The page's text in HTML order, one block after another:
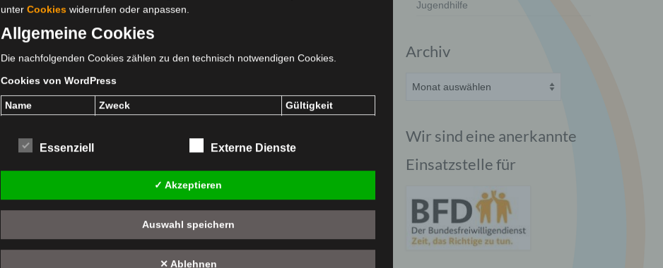
Jugendhilfe
Archiv
Wir sind eine anerkannte
Einsatzstelle für
unter Cookies widerrufen oder anpassen.
Allgemeine Cookies
Die nachfolgenden Cookies zählen zu den technisch notwendigen Cookies.
Cookies von WordPress
Name Zweck
Gültigkeit
deaktiviert wurde. Speicherdauer: Bis
beim Schließen Ihres Internet-Browsers
PHPSESSID
Dieses Cookie speichert Ihre aktuelle
Sitzung mit Bezug auf PHP-
Anwendungen und gewährleistet so,
dass alle Funktionen dieser Website,
Session
Essenziell Externe Dienste
✓ Akzeptieren
Auswahl speichern
✕ Ablehnen